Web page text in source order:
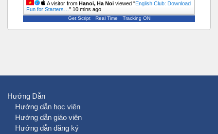
A visitor from Hanoi, Ha Noi viewed "English Club: Download
Fun for Starters… " 10 mins ago
Get Script Real Time Tracking ON
Hướng Dẫn
Hướng dẫn học viên
Hướng dẫn giáo viên
Hướng dẫn đăng ký